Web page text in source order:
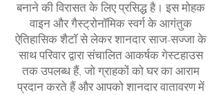
बनाने की विरासत के लिए प्रसिद्ध है। इस मोहक
वाइन और गैस्ट्रोनॉमिक स्वर्ग के आगंतुक
ऐतिहासिक शैटॉ से लेकर शानदार साज-सज्जा के
साथ परिवार द्वारा संचालित आकर्षक गेस्टहाउस
तक उपलब्ध हैं, जो ग्राहकों को घर का आराम
प्रदान करते हैं और आपको शानदार वातावरण में